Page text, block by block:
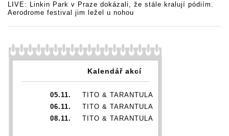
LIVE: Linkin Park v Praze dokázali, že stále kralují pódiím.
Aerodrome festival jim ležel u nohou
Kalendář akcí
05.11.
TITO & TARANTULA
06.11.
TITO & TARANTULA
08.11.
TITO & TARANTULA